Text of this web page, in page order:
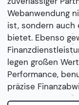
Webanwendung
ist, sondern auch
bietet. Ebenso
legen großen
Performance,
präzise